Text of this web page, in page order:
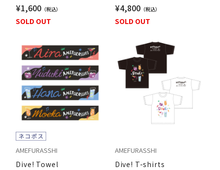
SOLD OUT
¥1,600
SOLD OUT
¥4,800
AMEFURASSHI
Dive! Towel
AMEFURASSHI
Dive! T-shirts